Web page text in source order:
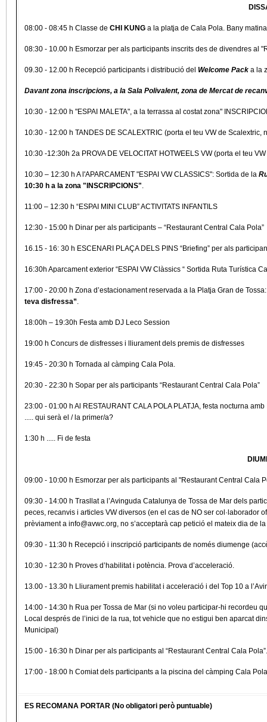
08:00 - 08:45 h Classe de CHI KUNG a la platja de Cala Pola. Bany
08:30 - 10.00 h Esmorzar per als participants inscrits des de divendres al
09.30 - 12.00 h Recepció participants i distribució del Welcome Pack a la
Davant zona inscripcions, a la Sala Polivalent, zona de Mercat de
10:30 - 12:00 h "ESPAI MALETA", a la terrassa al costat zona"
10:30 - 12:00 h TANDES DE SCALEXTRIC (porta el teu VW de Scalextric,
10:30 -12:30h 2a PROVA DE VELOCITAT HOTWEELS VW (porta el teu
10:30 – 12:30 h A l'APARCAMENT "ESPAI VW CLASSICS": Sortida de la
10:30 h a la zona "INSCRIPCIONS".
11:00 – 12:30 h “ESPAI MINI CLUB” ACTIVITATS INFANTILS
12:30 - 15:00 h Dinar per als participants – “Restaurant Central Cala Pola”
16.15 - 16: 30 h ESCENARI PLAÇA DELS PINS “Briefing” per als
16:30h Aparcament exterior “ESPAI VW Clàssics “ Sortida Ruta Turística
17:00 - 20:00 h Zona d’estacionament reservada a la Platja Gran de
teva disfressa”.
18:00h – 19:30h Festa amb DJ Leco Session
19:00 h Concurs de disfresses i lliurament dels premis de disfresses
19:45 - 20:30 h Tornada al càmping Cala Pola.
20:30 - 22:30 h Sopar per als participants “Restaurant Central Cala Pola”
23:00 - 01:00 h Al RESTAURANT CALA POLA PLATJA, festa nocturna
..... qui serà el / la primer/a?
1:30 h ..... Fi de festa
09:00 - 10:00 h Esmorzar per als participants al "Restaurant Central Cala
09:30 - 14:00 h Trasllat a l’Avinguda Catalunya de Tossa de Mar dels
peces, recanvis i articles VW diversos (en el cas de NO ser
prèviament a info@avwc.org, no s’acceptarà cap petició el mateix dia de
09:30 - 11:30 h Recepció i inscripció participants de només diumenge
10:30 - 12:30 h Proves d’habilitat i potència. Prova d’acceleració.
13.00 - 13.30 h Lliurament premis habilitat i acceleració i del Top 10 a
14:00 - 14:30 h Rua per Tossa de Mar (si no voleu participar-hi recordeu
Local després de l’inici de la rua, tot vehicle que no estigui ben aparcat
Municipal)
15:00 - 16:30 h Dinar per als participants al “Restaurant Central Cala
17:00 - 18:00 h Comiat dels participants a la piscina del càmping Cala
ES RECOMANA PORTAR (No obligatori però puntuable)